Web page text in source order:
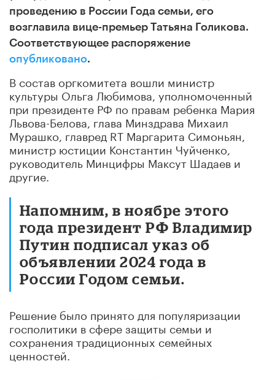
проведению в России Года семьи, его
возглавила вице-премьер Татьяна Голикова.
Соответствующее распоряжение
опубликовано.
В состав оргкомитета вошли министр
культуры Ольга Любимова, уполномоченный
при президенте РФ по правам ребенка Мария
Львова-Белова, глава Минздрава Михаил
Мурашко, главред RT Маргарита Симоньян,
министр юстиции Константин Чуйченко,
руководитель Минцифры Максут Шадаев и
другие.
Напомним, в ноябре этого
года президент РФ Владимир
Путин подписал указ об
объявлении 2024 года в
России Годом семьи.
Решение было принято для популяризации
госполитики в сфере защиты семьи и
сохранения традиционных семейных
ценностей.